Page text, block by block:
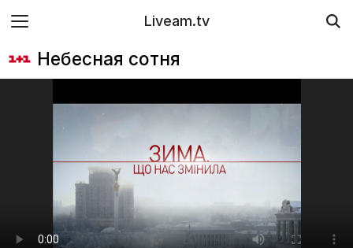
Liveam.tv
Небесная сотня